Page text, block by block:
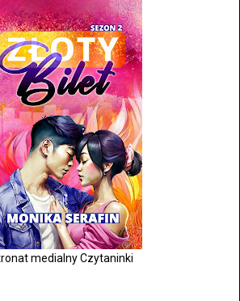
medialny Czytaninki